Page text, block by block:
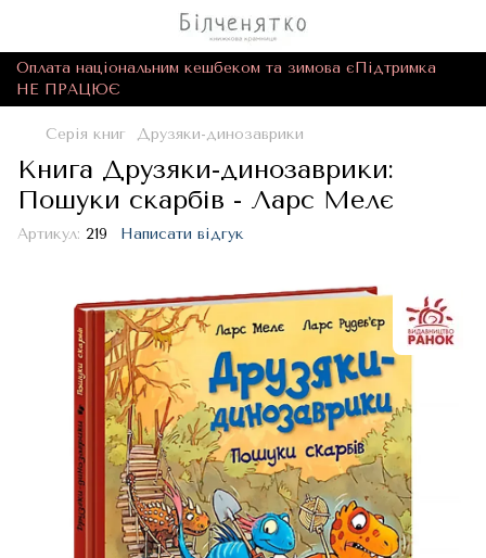
Оплата національним кешбеком та зимова єПідтримка
НЕ ПРАЦЮЄ
Серія книг Друзяки-динозаврики
Книга Друзяки-динозаврики:
Пошуки скарбів - Ларс Мелє
Артикул: 219 Написати відгук